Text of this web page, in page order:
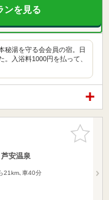
ンを見る
秘湯を守る会会員の宿。日
入浴料1000円を払って、
お気に入
りに追加
安温泉
21km､車40分